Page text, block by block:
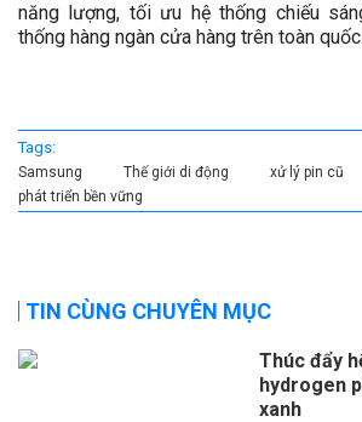
năng lượng, tối ưu hệ thống chiếu
thống hàng ngàn cửa hàng trên toàn quốc.
Tags:
Samsung Thế giới di động
xử lý pin cũ
phát triển bền vững
TIN CÙNG CHUYÊN MỤC
Thúc đẩy
hydrogen
xanh